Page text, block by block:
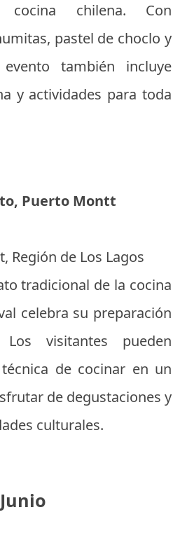
chilena. Con
pastel de choclo y
también incluye
y actividades para toda
Puerto Montt
Región de Los Lagos
tradicional de la cocina
celebra su preparación
visitantes pueden
de cocinar en un
de degustaciones y
culturales.
Junio